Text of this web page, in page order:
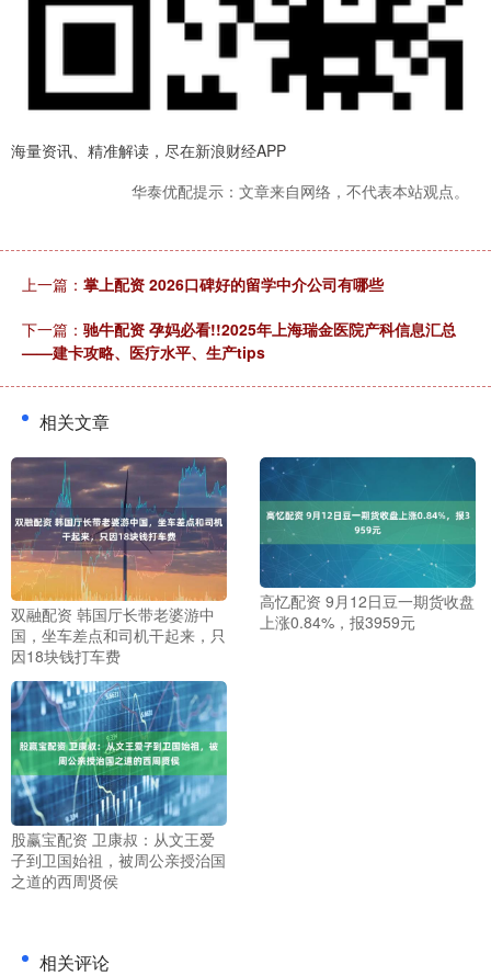
海量资讯、精准解读，尽在新浪财经APP
华泰优配提示：文章来自网络，不代表本站观点。
上一篇： 掌上配资 2026口碑好的留学中介公司有哪些
下一篇： 驰牛配资 孕妈必看!!2025年上海瑞金医院产科信息汇总
——建卡攻略、医疗水平、生产tips
相关文章
双融配资 韩国厅长带老婆游中
国，坐车差点和司机干起来，只
因18块钱打车费
高忆配资 9月12日豆一期货收盘
上涨0.84%，报3959元
股赢宝配资 卫康叔：从文王爱
子到卫国始祖，被周公亲授治国
之道的西周贤侯
相关评论